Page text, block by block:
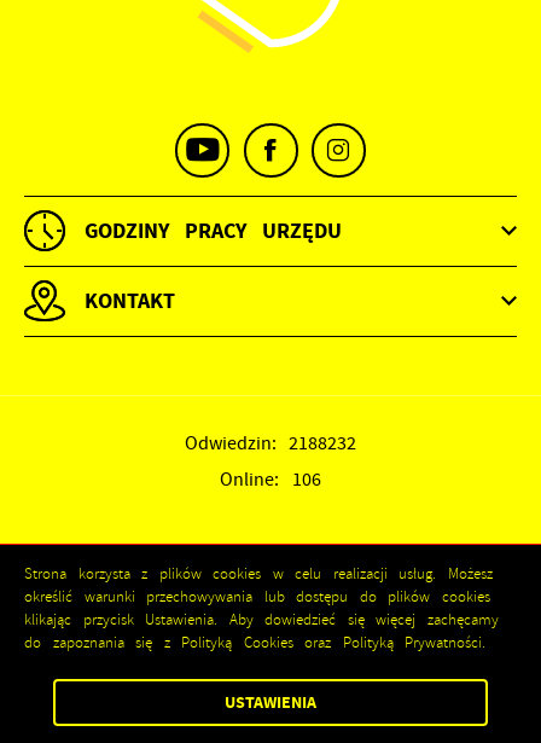
GODZINY PRACY URZĘDU
KONTAKT
Odwiedzin: 2188232
Online: 106
Copyright by kozienice.pl
Powered by2ClickPortal®- Portale nowej generacji
Strona korzysta z plików cookies w celu realizacji usług. Możesz
określić warunki przechowywania lub dostępu do plików cookies
klikając przycisk Ustawienia. Aby dowiedzieć się więcej zachęcamy
do zapoznania się z Polityką Cookies oraz Polityką Prywatności.
USTAWIENIA
ZAPISZ WYBRANE
ZEZWÓL NA WSZYSTKIE